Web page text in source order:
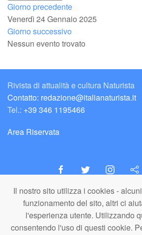
Il nostro sito utilizza i cookies -
funzionamento del sito, altri ci
l'esperienza utente. Utilizzando
consentendo l'uso di questi cookie.
Giorno precedente
Venerdì 24 Gennaio 2025
Giorno successivo
Nessun evento trovato
Rivista di attualità e cultura Naturista
Contatto: redazione@italianaturista.it
Tel.: +39 346 1195466
Area Riservata
italiaNATURISTA
Editore e Redazione
A.N.ITA. Associazione Naturista
C.F. 80203710159